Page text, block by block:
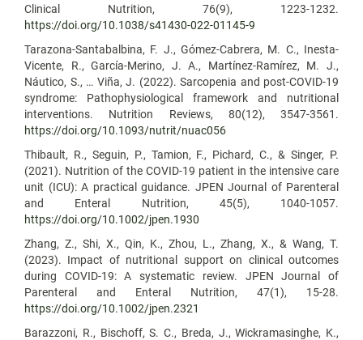
Clinical Nutrition, 76(9), 1223-1232.
https://doi.org/10.1038/s41430-022-01145-9
Tarazona-Santabalbina, F. J., Gómez-Cabrera, M. C., Inesta-
Vicente, R., García-Merino, J. A., Martínez-Ramírez, M. J.,
Náutico, S., … Viña, J. (2022). Sarcopenia and post-COVID-19
syndrome: Pathophysiological framework and nutritional
interventions. Nutrition Reviews, 80(12), 3547-3561.
https://doi.org/10.1093/nutrit/nuac056
Thibault, R., Seguin, P., Tamion, F., Pichard, C., & Singer, P.
(2021). Nutrition of the COVID-19 patient in the intensive care
unit (ICU): A practical guidance. JPEN Journal of Parenteral
and Enteral Nutrition, 45(5), 1040-1057.
https://doi.org/10.1002/jpen.1930
Zhang, Z., Shi, X., Qin, K., Zhou, L., Zhang, X., & Wang, T.
(2023). Impact of nutritional support on clinical outcomes
during COVID-19: A systematic review. JPEN Journal of
Parenteral and Enteral Nutrition, 47(1), 15-28.
https://doi.org/10.1002/jpen.2321
Barazzoni, R., Bischoff, S. C., Breda, J., Wickramasinghe, K.,